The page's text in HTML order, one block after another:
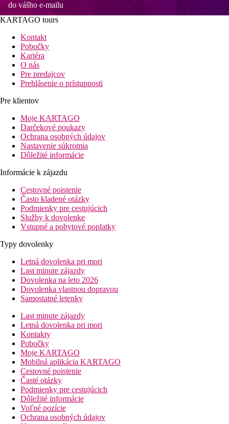
do vášho e-mailu
KARTAGO tours
Kontakt
Pobočky
Kariéra
O nás
Pre predajcov
Prehlásenie o prístupnosti
Pre klientov
Moje KARTAGO
Darčekové poukazy
Ochrana osobných údajov
Nastavenie súkromia
Dôležité informácie
Informácie k zájazdu
Cestovné poistenie
Často kladené otázky
Podmienky pre cestujúcich
Služby k dovolenke
Vstupné a pobytové poplatky
Typy dovolenky
Letná dovolenka pri mori
Last minute zájazdy
Dovolenka na leto 2026
Dovolenka vlastnou dopravou
Samostatné letenky
Last minute zájazdy
Letná dovolenka pri mori
Kontakty
Pobočky
Moje KARTAGO
Mobilná aplikácia KARTAGO
Cestovné poistenie
Časté otázky
Podmienky pre cestujúcich
Dôležité informácie
Voľné pozície
Ochrana osobných údajov